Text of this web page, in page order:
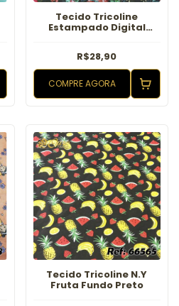
Tecido Tricoline
Estampado Digital
R$28,90
COMPRE AGORA
Tecido Tricoline N.Y
Fruta Fundo Preto